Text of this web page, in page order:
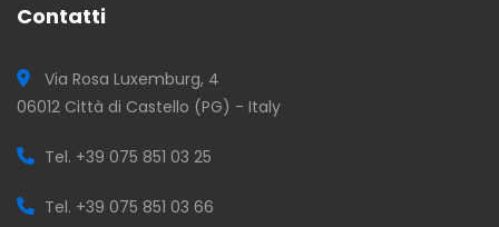
Contatti
Via Rosa Luxemburg, 4
06012 Città di Castello (PG) - Italy
Tel. +39 075 851 03 25
Tel. +39 075 851 03 66